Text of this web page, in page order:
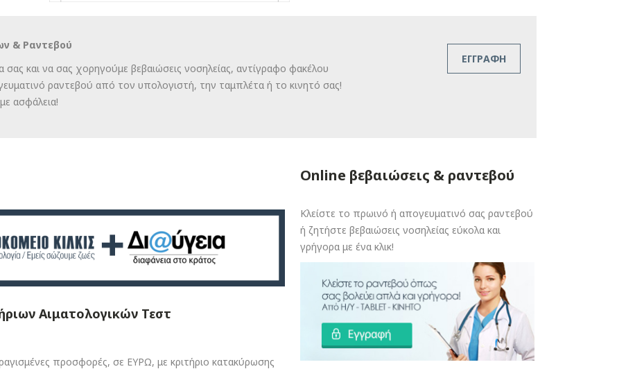
& Ραντεβού
και να σας χορηγούμε βεβαιώσεις νοσηλείας, αντίγραφο φακέλου
ραντεβού από τον υπολογιστή, την ταμπλέτα ή το κινητό σας!
ασφάλεια!
ΕΓΓΡΑΦΗ
Αιματολογικών Τεστ
προσφορές, σε ΕΥΡΩ, με κριτήριο κατακύρωσης
Online βεβαιώσεις & ραντεβού
Κλείστε το πρωινό ή απογευματινό σας ραντεβού
ή ζητήστε βεβαιώσεις νοσηλείας εύκολα και
γρήγορα με ένα κλικ!